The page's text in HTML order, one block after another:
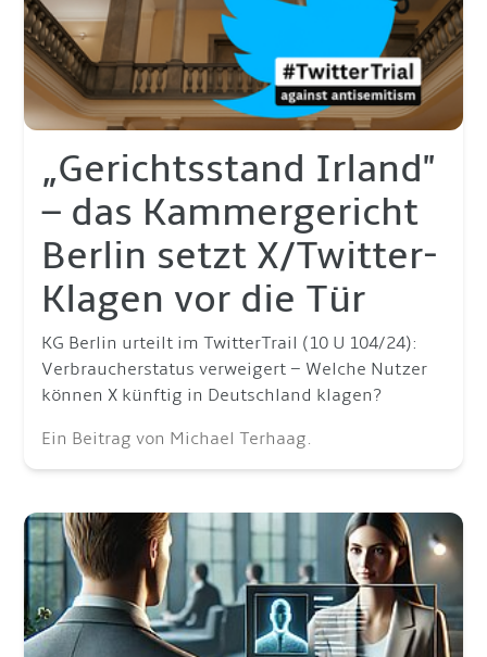
„Gerichtsstand Irland"
– das Kammergericht
Berlin setzt X/Twitter-
Klagen vor die Tür
KG Berlin urteilt im TwitterTrail (10 U 104/24):
Verbraucherstatus verweigert – Welche Nutzer
können X künftig in Deutschland klagen?
Ein Beitrag von Michael Terhaag.